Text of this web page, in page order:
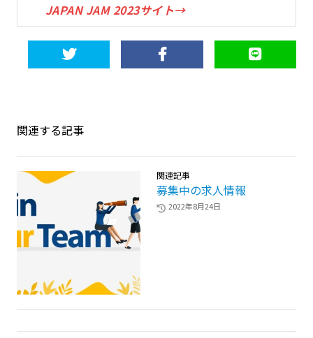
JAPAN JAM 2023サイト→
関連する記事
関連記事
募集中の求人情報
2022年8月24日